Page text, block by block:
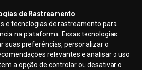
de Rastreamento
e tecnologias de rastreamento para
na plataforma. Essas tecnologias
suas preferências, personalizar o
relevantes e analisar o uso
a opção de controlar ou desativar o